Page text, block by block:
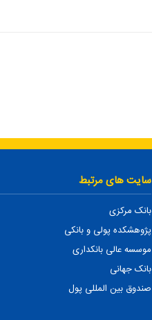
سایت های مرتبط
بانک مرکزی
پژوهشکده پولی و بانکی
موسسه عالی بانکداری
بانک جهانی
صندوق بین المللی پول